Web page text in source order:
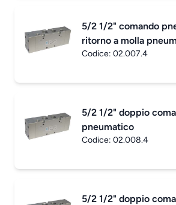
5/2 1/2" comando
ritorno a molla
Codice: 02.007.4
5/2 1/2" doppio
pneumatico
Codice: 02.008.4
5/2 1/2" doppio